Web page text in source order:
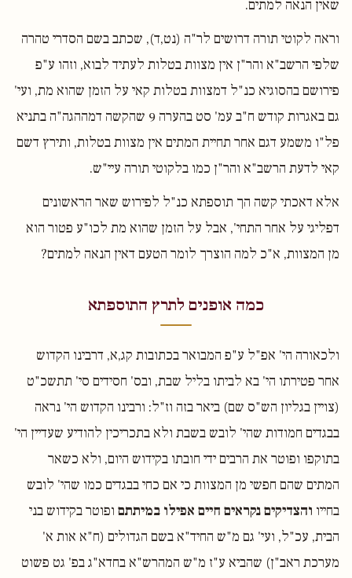
שאין הנאה למתים.
וראה לקוטי תורה דרושים לר"ה (נט,ד), שכתב בשם הסדרי טהרה
שלפי הרשב"א והר"ן אין מצוות בטלות לעתיד לבוא, וזהו ע"פ
פירושם בהסוגיא כנ"ל דמצוות בטלות קאי על הזמן שהוא מת, ועי'
גם באגרות קודש ח"ב עמ' סט בהערה 9 שהקשה דמההגה"ה בתניא
פל"ו משמע דגם אחר תחיית המתים אין מצוות בטלות, ותירץ דשם
קאי לדעת הרשב"א והר"ן כמו בלקוטי תורה עיי"ש.
אלא דאכתי קשה הך תוספתא כנ"ל לפירוש שאר הראשונים
דפליגי על אחר התחי', אבל על הזמן שהוא מת לכו"ע פטור הוא
מן המצוות, א"כ למה הוצרך לומר הטעם דאין הנאה למתים?
כמה אופנים לתרץ התוספתא
ולכאורה הי' אפ"ל ע"פ המבואר בכתובות קג,א, דרבינו הקדוש
אחר פטירתו הי' בא לביתו בליל שבת, ובס' חסידים סי' תתשכ"ט
(צויין בגליון הש"ס שם) ביאר בזה וז"ל: ורבינו הקדוש הי' נראה
בבגדים חמודות שהי' לובש בשבת ולא בתכריכין להודיע שעדיין הי'
בתוקפו ופוטר את הרבים ידי חובתו בקידוש היום, ולא כשאר
המתים שהם חפשי מן המצוות כי אם כחי בבגדים כמו שהי' לובש
בחייו והצדיקים נקראים חיים אפילו במיתתם ופוטר בקידוש בני
הבית, עכ"ל, ועי' גם מ"ש החיד"א בשם הגדולים (ח"א אות א'
מערכת ראב"ן) שהביא ע"ז מ"ש המהרש"א בחדא"ג בפ' גט פשוט